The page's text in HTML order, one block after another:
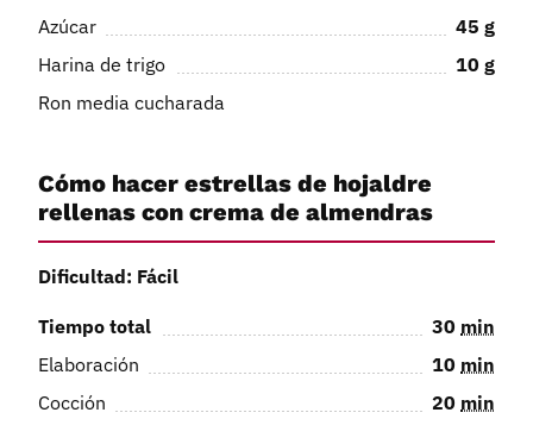
Azúcar 45 g
Harina de trigo
10 g
Ron media cucharada
Cómo hacer estrellas de hojaldre
rellenas con crema de almendras
Dificultad: Fácil
Tiempo total 30 min
Elaboración
10 min
Cocción
20 min